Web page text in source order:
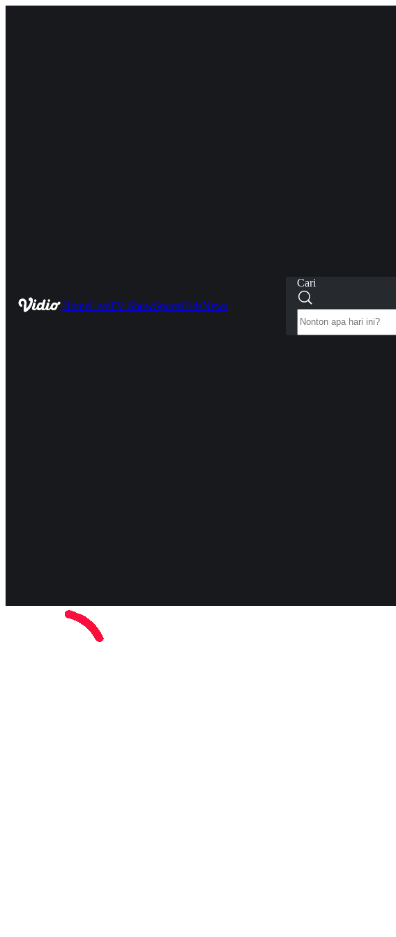
HomeLiveTV ShowSportsKidsNews
Cari